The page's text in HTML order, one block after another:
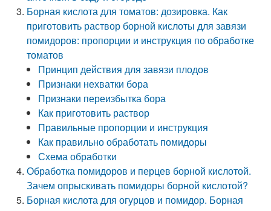
Борная кислота для томатов: дозировка. Как
приготовить раствор борной кислоты для завязи
помидоров: пропорции и инструкция по обработке
томатов
Принцип действия для завязи плодов
Признаки нехватки бора
Признаки переизбытка бора
Как приготовить раствор
Правильные пропорции и инструкция
Как правильно обработать помидоры
Схема обработки
Обработка помидоров и перцев борной кислотой.
Зачем опрыскивать помидоры борной кислотой?
Борная кислота для огурцов и помидор. Борная